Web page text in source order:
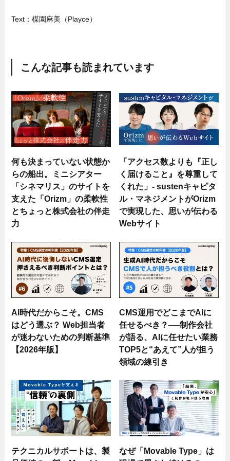
Text：楳園麻美（Playce）
こんな記事も読まれています
何も決まっていない状態か
らの船出。ミニシアター
「シネマリス」のサイトを
支えた「Orizm」の柔軟性
とちょっと株式会社の伴走
力
「アクセス数よりも『正し
く届けること』を尊重して
くれた」- sustenキャピタ
ル・マネジメントがOrizm
で実現した、思いが伝わる
Webサイト
AI時代だからこそ。CMS
はどう選ぶ？ Web担当者
が迷わないための判断基準
【2026年版】
CMS運用でどこまでAIに
任せるべき？──制作会社
が語る、AIに任せたい業務
TOP5と“あえて”人が担う
領域の線引き
テクニカルサポートは、製
なぜ「Movable Type」は